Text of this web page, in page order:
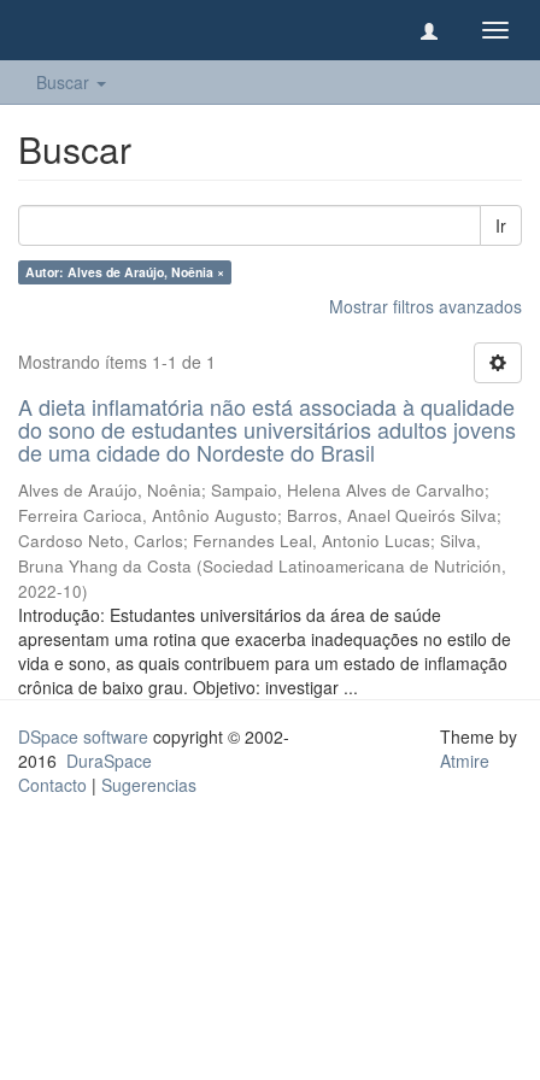
Buscar
Buscar
Ir
Autor: Alves de Araújo, Noênia ×
Mostrar filtros avanzados
Mostrando ítems 1-1 de 1
A dieta inflamatória não está associada à qualidade
do sono de estudantes universitários adultos jovens
de uma cidade do Nordeste do Brasil
Alves de Araújo, Noênia; Sampaio, Helena Alves de Carvalho;
Ferreira Carioca, Antônio Augusto; Barros, Anael Queirós Silva;
Cardoso Neto, Carlos; Fernandes Leal, Antonio Lucas; Silva,
Bruna Yhang da Costa (Sociedad Latinoamericana de Nutrición,
2022-10)
Introdução: Estudantes universitários da área de saúde
apresentam uma rotina que exacerba inadequações no estilo de
vida e sono, as quais contribuem para um estado de inflamação
crônica de baixo grau. Objetivo: investigar ...
DSpace software copyright © 2002-
2016 DuraSpace
Contacto | Sugerencias
Theme by
Atmire